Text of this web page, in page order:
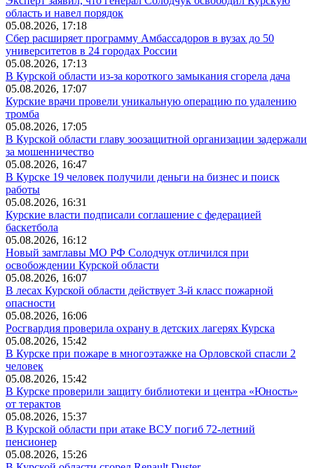
область и навел порядок
05.08.2026, 17:18
Сбер расширяет программу Амбассадоров в вузах до 50
университетов в 24 городах России
05.08.2026, 17:13
В Курской области из-за короткого замыкания сгорела дача
05.08.2026, 17:07
Курские врачи провели уникальную операцию по удалению
тромба
05.08.2026, 17:05
В Курской области главу зоозащитной организации задержали
за мошенничество
05.08.2026, 16:47
В Курске 19 человек получили деньги на бизнес и поиск
работы
05.08.2026, 16:31
Курские власти подписали соглашение с федерацией
баскетбола
05.08.2026, 16:12
Новый замглавы МО РФ Солодчук отличился при
освобождении Курской области
05.08.2026, 16:07
В лесах Курской области действует 3-й класс пожарной
опасности
05.08.2026, 16:06
Росгвардия проверила охрану в детских лагерях Курска
05.08.2026, 15:42
В Курске при пожаре в многоэтажке на Орловской спасли 2
человек
05.08.2026, 15:42
В Курске проверили защиту библиотеки и центра «Юность»
от терактов
05.08.2026, 15:37
В Курской области при атаке ВСУ погиб 72-летний
пенсионер
05.08.2026, 15:26